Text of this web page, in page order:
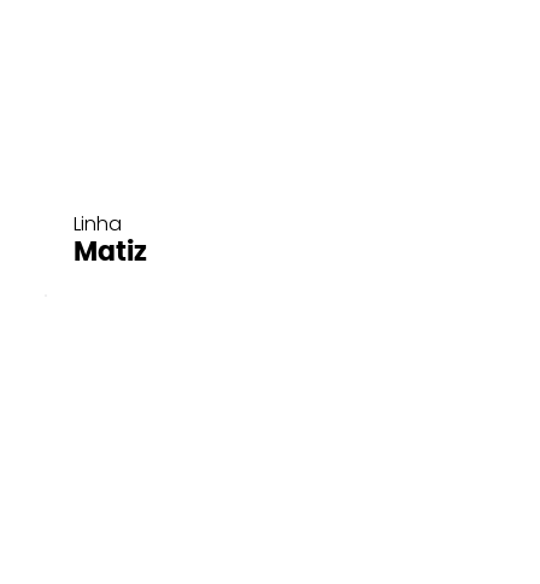
Linha
Matiz